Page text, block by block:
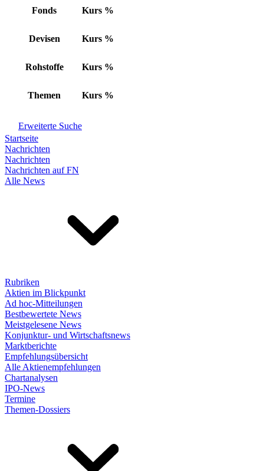
Fonds Kurs %
Devisen Kurs %
Rohstoffe Kurs %
Themen Kurs %
Erweiterte Suche
Startseite
Nachrichten
Nachrichten
Nachrichten auf FN
Alle News
Rubriken
Aktien im Blickpunkt
Ad hoc-Mitteilungen
Bestbewertete News
Meistgelesene News
Konjunktur- und Wirtschaftsnews
Marktberichte
Empfehlungsübersicht
Alle Aktienempfehlungen
Chartanalysen
IPO-News
Termine
Themen-Dossiers